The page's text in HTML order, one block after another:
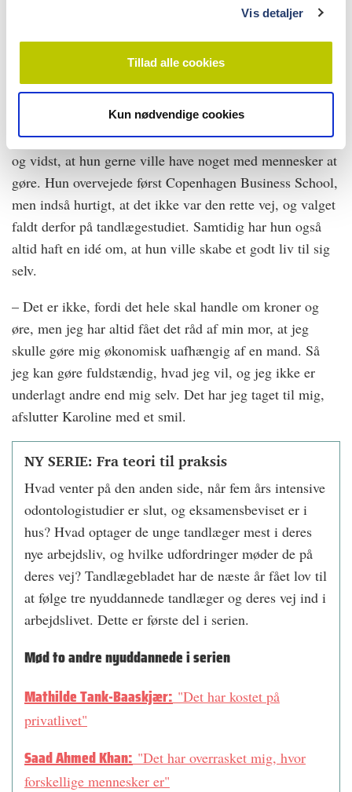
Vis detaljer
Tillad alle cookies
Kun nødvendige cookies
begyndte at arbejde, ramte det mig, at nu var det kun det
og bygge det op, så interessen for handel sidder stadig i
mig, siger Karoline.
Karoline har ikke altid haft en ambition om at blive
tandlæge, men hun har altid været dygtig med hænderne
og vidst, at hun gerne ville have noget med mennesker at
gøre. Hun overvejede først Copenhagen Business School,
men indså hurtigt, at det ikke var den rette vej, og valget
faldt derfor på tandlægestudiet. Samtidig har hun også
altid haft en idé om, at hun ville skabe et godt liv til sig
selv.
– Det er ikke, fordi det hele skal handle om kroner og
øre, men jeg har altid fået det råd af min mor, at jeg
skulle gøre mig økonomisk uafhængig af en mand. Så
jeg kan gøre fuldstændig, hvad jeg vil, og jeg ikke er
underlagt andre end mig selv. Det har jeg taget til mig,
afslutter Karoline med et smil.
NY SERIE: Fra teori til praksis
Hvad venter på den anden side, når fem års intensive
odontologistudier er slut, og eksamensbeviset er i
hus? Hvad optager de unge tandlæger mest i deres
nye arbejdsliv, og hvilke udfordringer møder de på
deres vej? Tandlægebladet har de næste år fået lov til
at følge tre nyuddannede tandlæger og deres vej ind i
arbejdslivet. Dette er første del i serien.
Mød to andre nyuddannede i serien
Mathilde Tank-Baaskjær: "Det har kostet på
privatlivet"
Saad Ahmed Khan: "Det har overrasket mig, hvor
forskellige mennesker er"